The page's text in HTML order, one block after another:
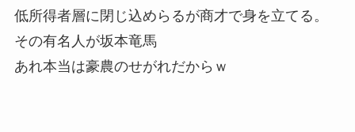
低所得者層に閉じ込めらるが商才で身を立てる。
その有名人が坂本竜馬
あれ本当は豪農のせがれだからｗ